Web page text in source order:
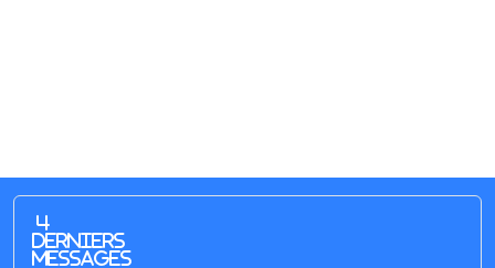
4
derniers
messages